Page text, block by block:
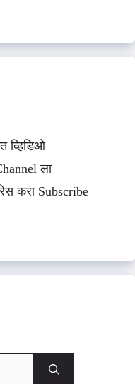
व्हिडिओ
ला
करा Subscribe